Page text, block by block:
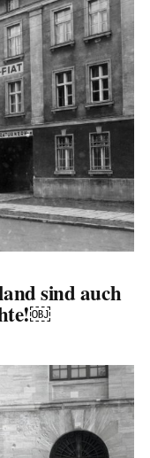
sind auch